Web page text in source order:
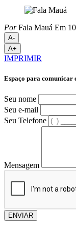
PorFala Mauá Em
A-
A+
IMPRIMIR
Espaço para comunicar
Seu nome
Seu e-mail
Seu Telefone
Mensagem
ENVIAR